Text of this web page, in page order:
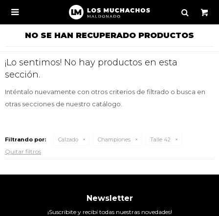

NO SE HAN RECUPERADO PRODUCTOS
¡Lo sentimos! No hay productos en esta
sección.
Inténtalo nuevamente con otros criterios de filtrado o busca en
otras secciones de nuestro catálogo.
Filtrando por: Calzado Championes Talle 42
Quitar filtros
Newsletter
¡Suscribite y recibí todas nuestras novedades!